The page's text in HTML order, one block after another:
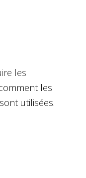
les
les
utilisées.